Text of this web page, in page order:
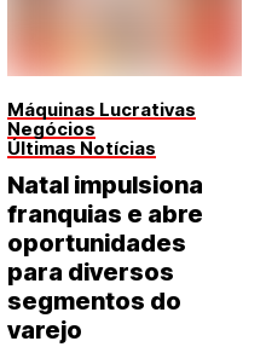
Máquinas Lucrativas
Negócios
Últimas Notícias
Natal impulsiona
franquias e abre
oportunidades
para diversos
segmentos do
varejo